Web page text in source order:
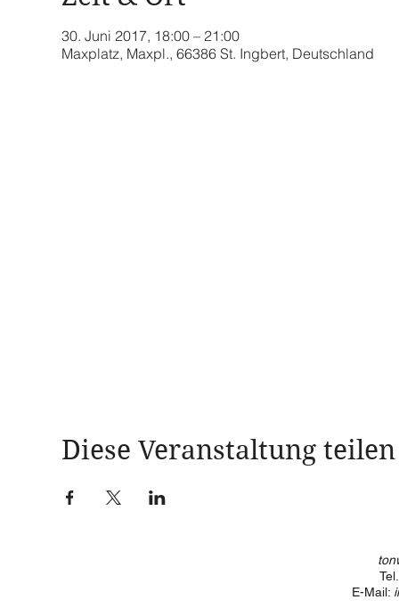
30. Juni 2017, 18:00 – 21:00
Maxplatz, Maxpl., 66386 St. Ingbert, Deutschland
Diese Veranstaltung teilen
E-Mail: